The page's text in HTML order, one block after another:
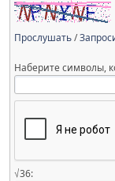
Прослушать/
Наберите символы,
√36: